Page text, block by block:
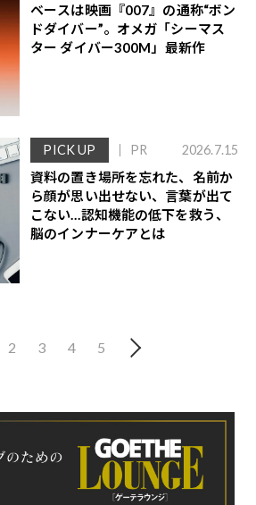
ベースは映画『007』の通称“ボン
ドダイバー”。オメガ「シーマス
ター ダイバー300M」最新作
PICK UP PR 2026.7.15
資料の置き場所を忘れた、名前か
ら顔が思い出せない、言葉が出て
こない…認知機能の低下を救う、
脳のインナーケアとは
2 3 4 5